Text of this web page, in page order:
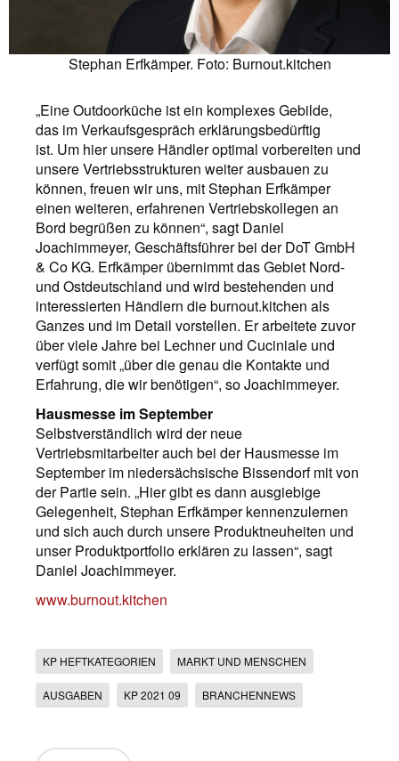
Stephan Erfkämper. Foto: Burnout.kitchen
„Eine Outdoorküche ist ein komplexes Gebilde,
das im Verkaufsgespräch erklärungsbedürftig
ist. Um hier unsere Händler optimal vorbereiten und
unsere Vertriebsstrukturen weiter ausbauen zu
können, freuen wir uns, mit Stephan Erfkämper
einen weiteren, erfahrenen Vertriebskollegen an
Bord begrüßen zu können“, sagt Daniel
Joachimmeyer, Geschäftsführer bei der DoT GmbH
& Co KG. Erfkämper übernimmt das Gebiet Nord-
und Ostdeutschland und wird bestehenden und
interessierten Händlern die burnout.kitchen als
Ganzes und im Detail vorstellen. Er arbeitete zuvor
über viele Jahre bei Lechner und Cuciniale und
verfügt somit „über die genau die Kontakte und
Erfahrung, die wir benötigen“, so Joachimmeyer.
Hausmesse im September
Selbstverständlich wird der neue
Vertriebsmitarbeiter auch bei der Hausmesse im
September im niedersächsische Bissendorf mit von
der Partie sein. „Hier gibt es dann ausgiebige
Gelegenheit, Stephan Erfkämper kennenzulernen
und sich auch durch unsere Produktneuheiten und
unser Produktportfolio erklären zu lassen“, sagt
Daniel Joachimmeyer.
www.burnout.kitchen
KP HEFTKATEGORIEN MARKT UND MENSCHEN
AUSGABEN KP 2021 09 BRANCHENNEWS